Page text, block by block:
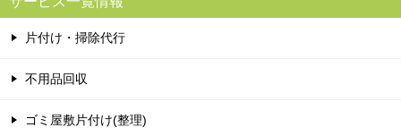
片付け・掃除代行
不用品回収
ゴミ屋敷片付け(整理)